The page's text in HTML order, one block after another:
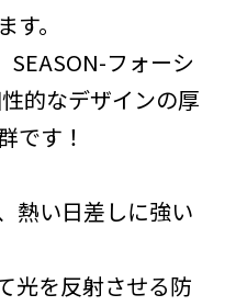
。
フォーシ
的なデザインの厚
です！
熱い日差しに強い
光を反射させる防